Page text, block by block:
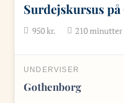
Surdejskursus
950kr. 210minutter
UNDERVISER
Gothenborg